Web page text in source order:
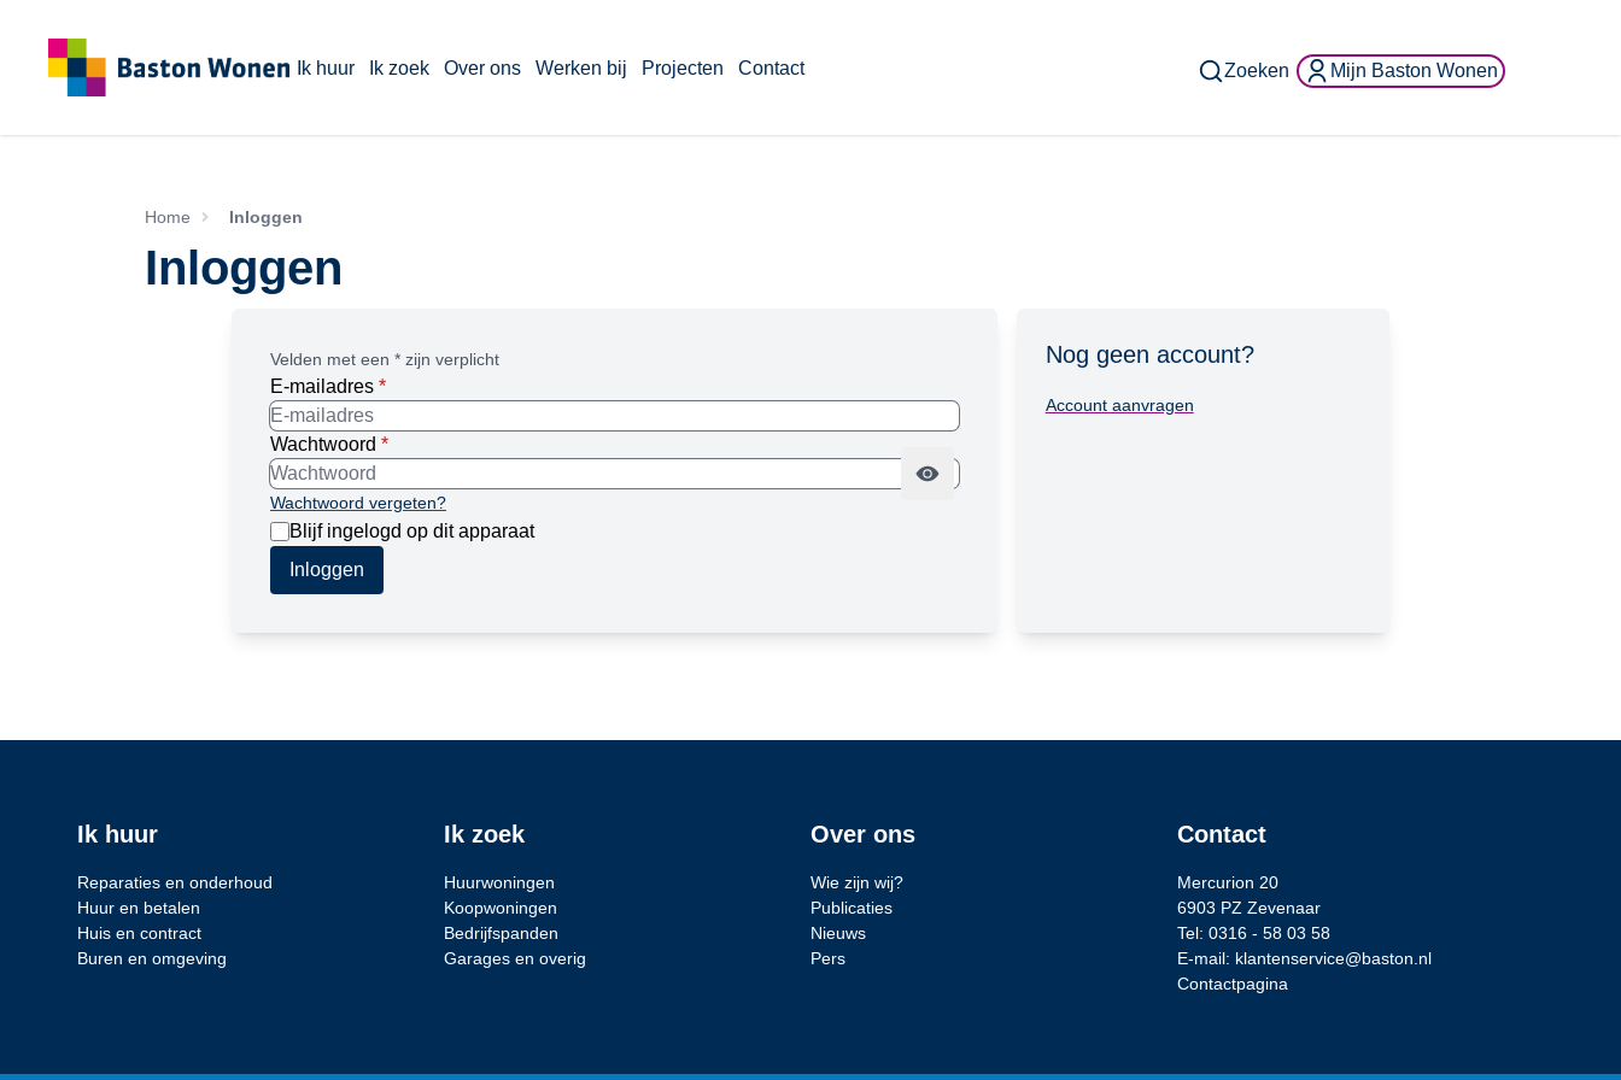
Ik huur Ik zoek Over ons Werken bij Projecten Contact Zoeken Mijn Baston Wonen
Home Inloggen
Inloggen
Velden met een * zijn verplicht
E-mailadres *
Wachtwoord *
Wachtwoord vergeten?
Blijf ingelogd op dit apparaat
Inloggen
Nog geen account?
Account aanvragen
Ik huur
Reparaties en onderhoud
Huur en betalen
Huis en contract
Buren en omgeving
Ik zoek
Huurwoningen
Koopwoningen
Bedrijfspanden
Garages en overig
Over ons
Wie zijn wij?
Publicaties
Nieuws
Pers
Contact
Mercurion 20
6903 PZ Zevenaar
Tel: 0316 - 58 03 58
E-mail: klantenservice@baston.nl
Contactpagina